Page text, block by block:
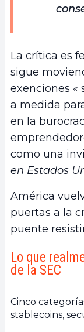
La crítica es
sigue
exenciones «
a medida
en la
como una
en Estados
América
puertas a la
puente
Lo que
de la SEC
Cinco
stablecoins,